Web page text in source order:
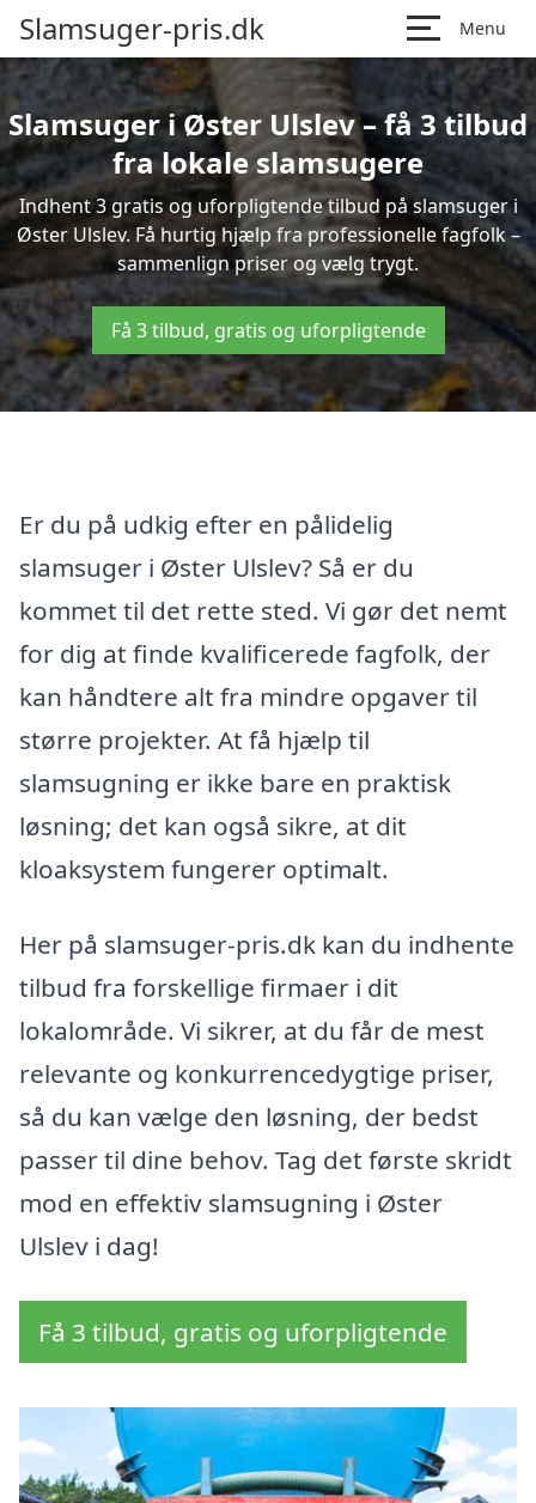
Slamsuger-pris.dk Menu
Slamsuger i Øster Ulslev – få 3 tilbud
fra lokale slamsugere
Indhent 3 gratis og uforpligtende tilbud på slamsuger i
Øster Ulslev. Få hurtig hjælp fra professionelle fagfolk –
sammenlign priser og vælg trygt.
Få 3 tilbud, gratis og uforpligtende
Er du på udkig efter en pålidelig
slamsuger i Øster Ulslev? Så er du
kommet til det rette sted. Vi gør det nemt
for dig at finde kvalificerede fagfolk, der
kan håndtere alt fra mindre opgaver til
større projekter. At få hjælp til
slamsugning er ikke bare en praktisk
løsning; det kan også sikre, at dit
kloaksystem fungerer optimalt.
Her på slamsuger-pris.dk kan du indhente
tilbud fra forskellige firmaer i dit
lokalområde. Vi sikrer, at du får de mest
relevante og konkurrencedygtige priser,
så du kan vælge den løsning, der bedst
passer til dine behov. Tag det første skridt
mod en effektiv slamsugning i Øster
Ulslev i dag!
Få 3 tilbud, gratis og uforpligtende